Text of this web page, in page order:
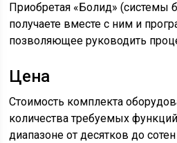
Приобретая «Болид» (системы
получаете вместе с ним и
позволяющее руководить
Цена
Стоимость комплекта
количества требуемых
диапазоне от десятков до